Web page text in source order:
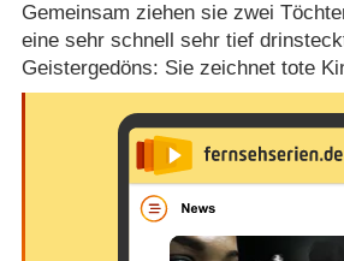
Gemeinsam ziehen sie zwei
eine sehr schnell sehr tief
Geistergedöns: Sie zeichnet tote